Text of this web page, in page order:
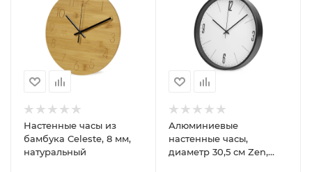
Настенные часы из
бамбука Celeste, 8 мм,
натуральный
Алюминиевые
настенные часы,
диаметр 30,5 см Zen,